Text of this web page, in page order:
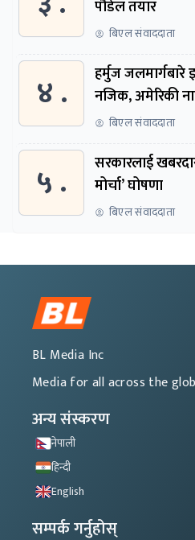
पौडेल तयार
बिएल संवाददाता
४ .
हर्मुज
नजिक, अमेरिकी
बिएल संवाददाता
५ .
सरकारलाई खबरदारी गर्न ७
मोर्चा’ घोषणा
बिएल संवाददाता
BL Media Inc
Media for all across the
अन्य संस्करण
नेपाली
हिन्दी
English
सम्पर्क गर्नुहोस्